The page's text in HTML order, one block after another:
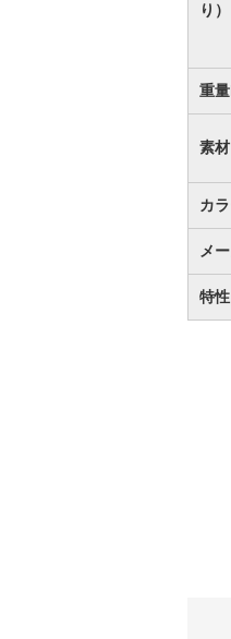
り）
重
素材
カ
メ
特性